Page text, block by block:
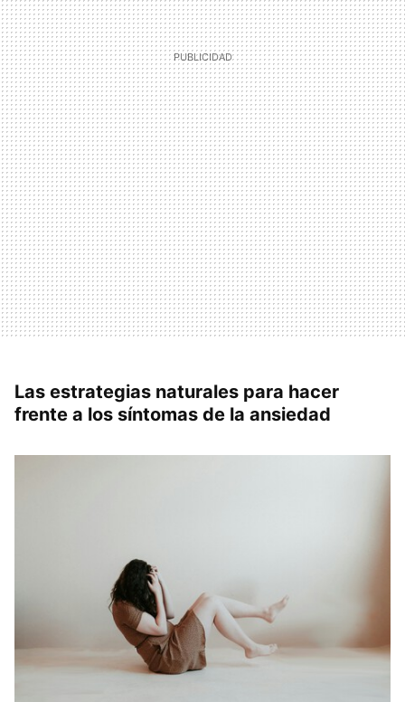
Las estrategias naturales para hacer
frente a los síntomas de la ansiedad